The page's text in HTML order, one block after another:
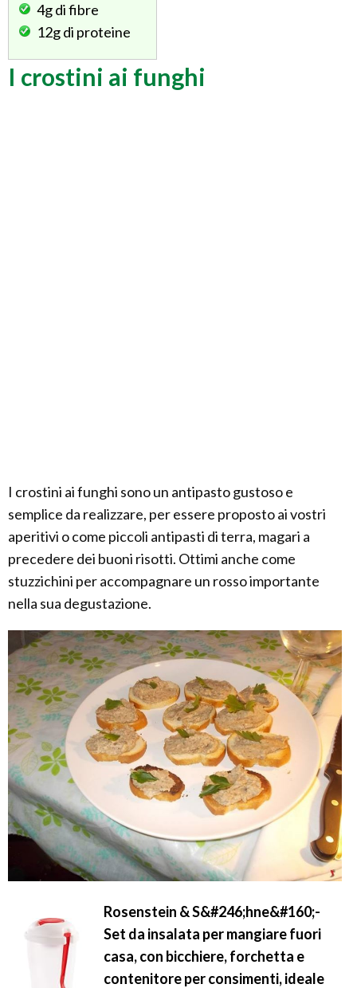
4gdi fibre
12gdi proteine
I crostini ai funghi
I crostini ai funghi sono un antipasto gustoso e
semplice da realizzare, per essere proposto ai vostri
aperitivi o come piccoli antipasti di terra, magari a
precedere dei buoni risotti. Ottimi anche come
stuzzichini per accompagnare un rosso importante
nella sua degustazione.
Rosenstein & S&#246;hne&#160;-
Set da insalata per mangiare fuori
casa, con bicchiere, forchetta e
contenitore per consimenti, ideale